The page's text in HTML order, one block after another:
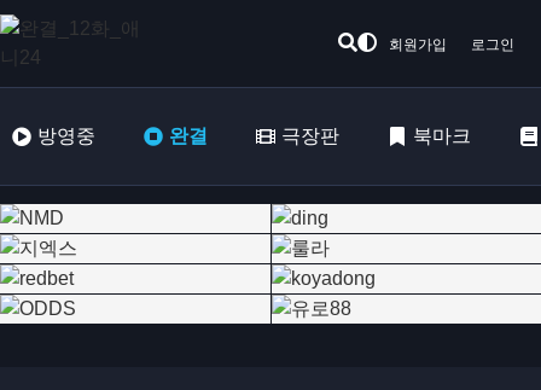
회원가입 로그인
방영중 완결 극장판 북마크